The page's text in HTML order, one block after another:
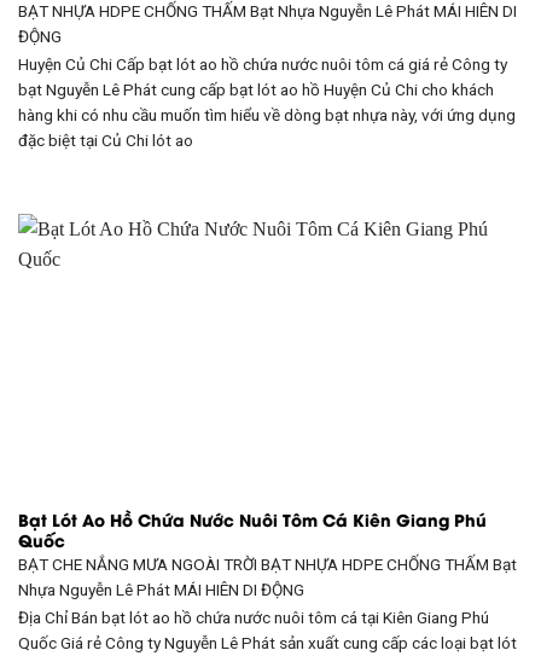
BẠT NHỰA HDPE CHỐNG THẤM Bạt Nhựa Nguyễn Lê PhátMÁI HIÊN DI
ĐỘNG
Huyện Củ Chi Cấp bạt lót ao hồ chứa nước nuôi tôm cá giá rẻ Công ty
bạt Nguyễn Lê Phát cung cấp bạt lót ao hồ Huyện Củ Chi cho khách
hàng khi có nhu cầu muốn tìm hiểu về dòng bạt nhựa này, với ứng dụng
đặc biệt tại Củ Chi lót ao
Bạt Lót Ao Hồ Chứa Nước Nuôi Tôm Cá Kiên Giang Phú
Quốc
BẠT CHE NẮNG MƯA NGOÀI TRỜI BẠT NHỰA HDPE CHỐNG THẤM Bạt
Nhựa Nguyễn Lê PhátMÁI HIÊN DI ĐỘNG
Địa Chỉ Bán bạt lót ao hồ chứa nước nuôi tôm cá tại Kiên Giang Phú
Quốc Giá rẻ Công ty Nguyễn Lê Phát sản xuất cung cấp các loại bạt lót